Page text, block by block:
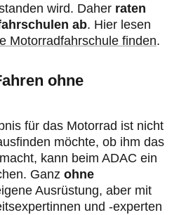
wird. Daher raten
ab. Hier lesen
Motorradfahrschule finden.
ohne
für das Motorrad ist nicht
möchte, ob ihm das
kann beim ADAC ein
Ganz ohne
Ausrüstung, aber mit
und -experten